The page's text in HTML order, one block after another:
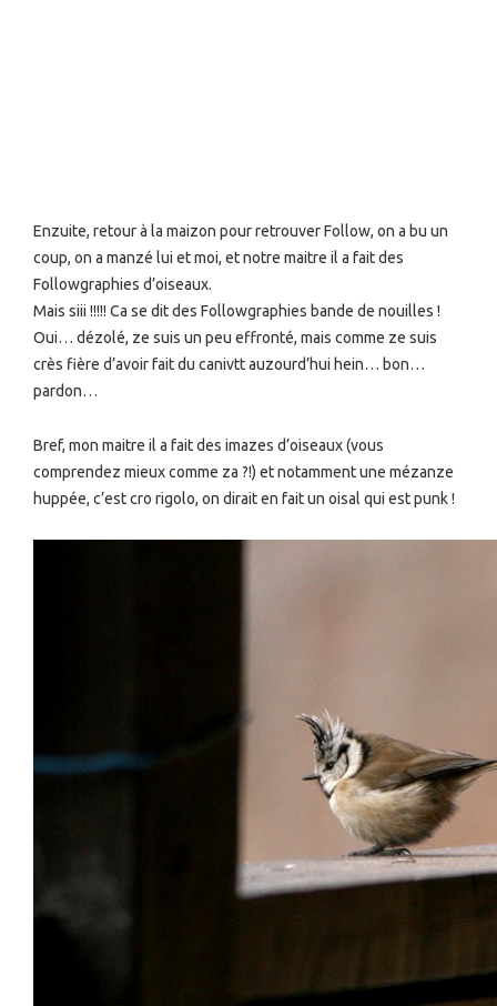
Enzuite, retour à la maizon pour retrouver Follow, on a bu un
coup, on a manzé lui et moi, et notre maitre il a fait des
Followgraphies d’oiseaux.
Mais siii !!!!! Ca se dit des Followgraphies bande de nouilles !
Oui… dézolé, ze suis un peu effronté, mais comme ze suis
crès fière d’avoir fait du canivtt auzourd’hui hein… bon…
pardon…
Bref, mon maitre il a fait des imazes d’oiseaux (vous
comprendez mieux comme za ?!) et notamment une mézanze
huppée, c’est cro rigolo, on dirait en fait un oisal qui est punk !